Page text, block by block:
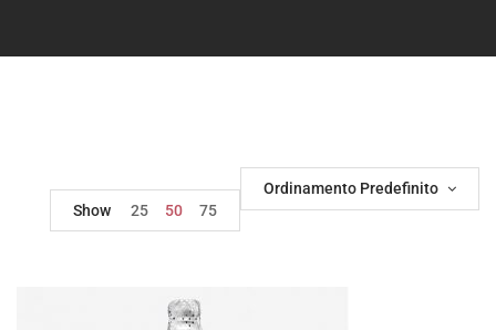
Ordinamento Predefinito
Show
25 50 75